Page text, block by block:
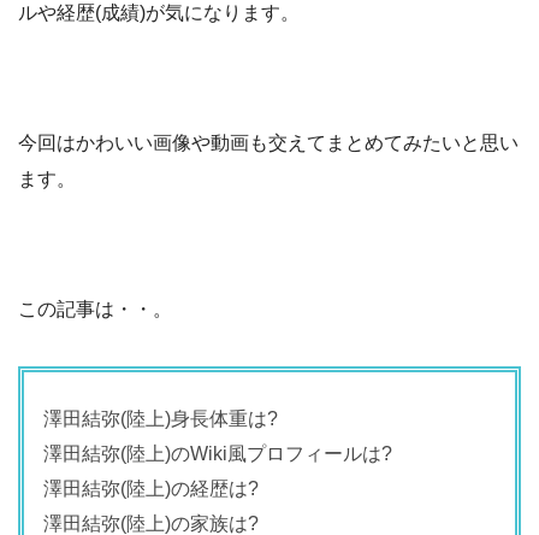
ルや経歴(成績)が気になります。
今回はかわいい画像や動画も交えてまとめてみたいと思い
ます。
この記事は・・。
澤田結弥(陸上)身長体重は?
澤田結弥(陸上)のWiki風プロフィールは?
澤田結弥(陸上)の経歴は?
澤田結弥(陸上)の家族は?